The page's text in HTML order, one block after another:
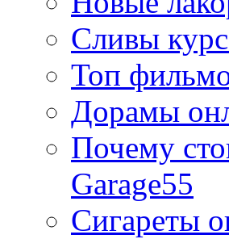
Сливы
Топ
Дорамы
Почему
Garage55
Сигареты